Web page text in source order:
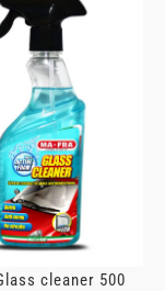
cleaner 500